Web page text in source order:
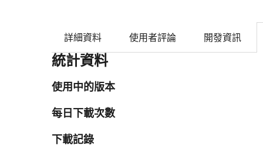
詳細資料 使用者評論 開發資訊
統計資料
使用中的版本
每日下載次數
下載記錄